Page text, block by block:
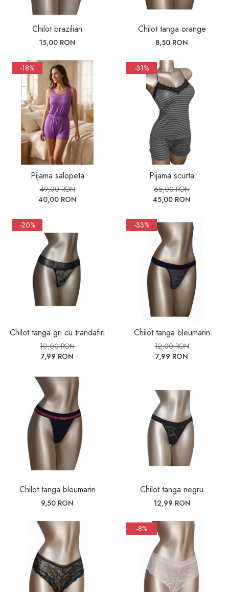
Chilot brazilian
15,00 RON
Chilot tanga orange
8,50 RON
-18%
Pijama salopeta
49,00 RON
40,00 RON
-31%
Pijama scurta
65,00 RON
45,00 RON
-20%
Chilot tanga gri cu trandafiri
10,00 RON
7,99 RON
-33%
Chilot tanga bleumarin
12,00 RON
7,99 RON
Chilot tanga bleumarin
9,50 RON
Chilot tanga negru
12,99 RON
-8%